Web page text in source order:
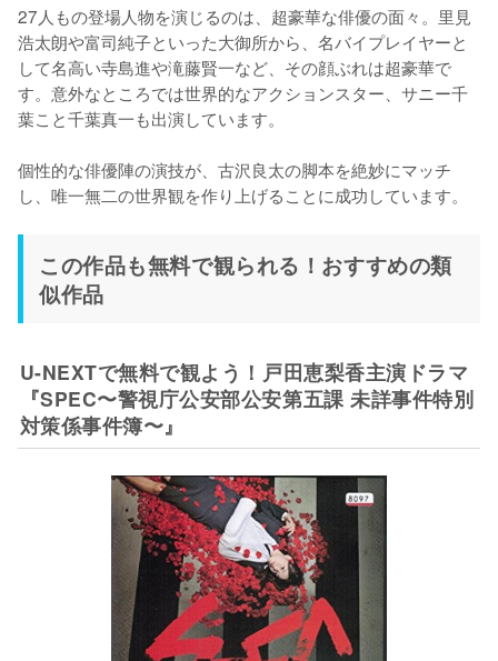
27人もの登場人物を演じるのは、超豪華な俳優の面々。里見
浩太朗や富司純子といった大御所から、名バイプレイヤーと
して名高い寺島進や滝藤賢一など、その顔ぶれは超豪華で
す。意外なところでは世界的なアクションスター、サニー千
葉こと千葉真一も出演しています。
個性的な俳優陣の演技が、古沢良太の脚本を絶妙にマッチ
し、唯一無二の世界観を作り上げることに成功しています。
この作品も無料で観られる！おすすめの類
似作品
U-NEXTで無料で観よう！戸田恵梨香主演ドラマ
『SPEC〜警視庁公安部公安第五課 未詳事件特別
対策係事件簿〜』